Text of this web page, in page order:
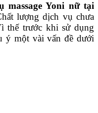
massage Yoni nữ tại
lượng dịch vụ chưa
thế trước khi sử dụng
ý một vài vấn đề dưới